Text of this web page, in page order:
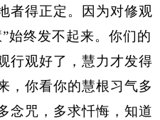
者得正定。因为对修观
始终发不起来。你们的
行观好了，慧力才发得
，你看你的慧根习气多
念咒，多求忏悔，知道